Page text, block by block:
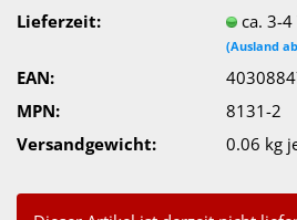
Lieferzeit:
ca. 3-4
(Ausland
EAN:
MPN:
8131-2
Versandgewicht:
0.06 kg